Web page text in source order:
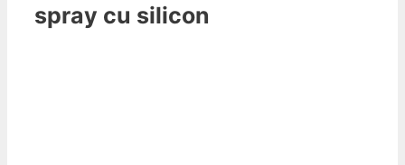
spray cu silicon